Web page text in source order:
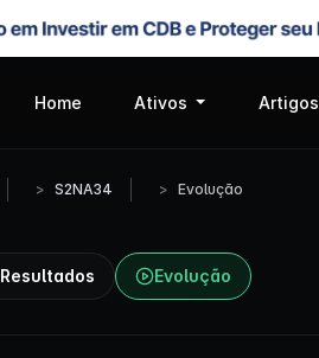
Home Ativos Artigos
S2NA34 Evolução
Resultados Evolução